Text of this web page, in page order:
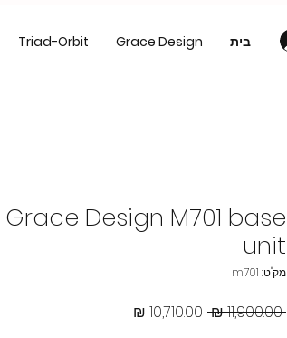
בית Grace Design
Triad-Orbit
Grace Design M701 base
unit
מק"ט: m701
‏11,900.00 ‏₪
מחיר